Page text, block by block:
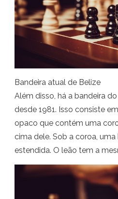
Bandeira atual de Belize
Além disso, há a bandeira
desde 1981. Isso consiste
opaco que contém uma
cima dele. Sob a coroa,
estendida. O leão tem a